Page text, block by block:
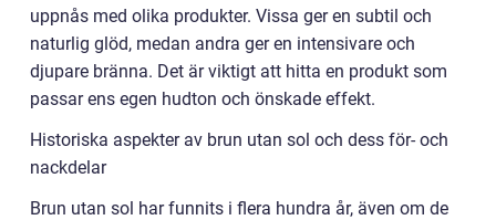
uppnås med olika produkter. Vissa ger en subtil och
naturlig glöd, medan andra ger en intensivare och
djupare bränna. Det är viktigt att hitta en produkt som
passar ens egen hudton och önskade effekt.
Historiska aspekter av brun utan sol och dess för- och
nackdelar
Brun utan sol har funnits i flera hundra år, även om de